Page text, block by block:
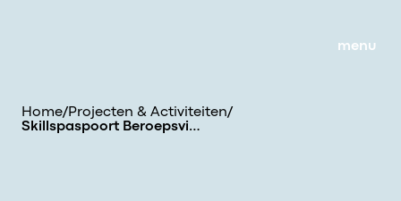
menu
Home/Projecten & Activiteiten/
Skillspaspoort Beroepsvitaliteit